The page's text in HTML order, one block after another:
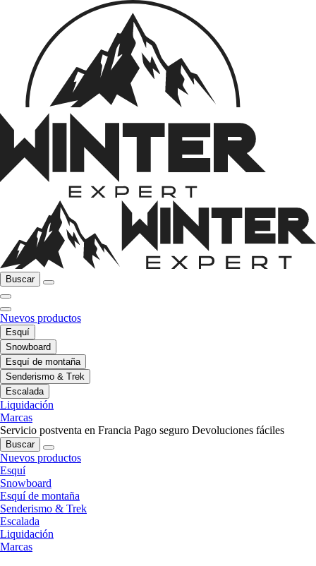
Buscar
Nuevos productos
Esquí
Snowboard
Esquí de montaña
Senderismo & Trek
Escalada
Liquidación
Marcas
Servicio postventa en Francia Pago seguro Devoluciones fáciles
Buscar
Nuevos productos
Esquí
Snowboard
Esquí de montaña
Senderismo & Trek
Escalada
Liquidación
Marcas